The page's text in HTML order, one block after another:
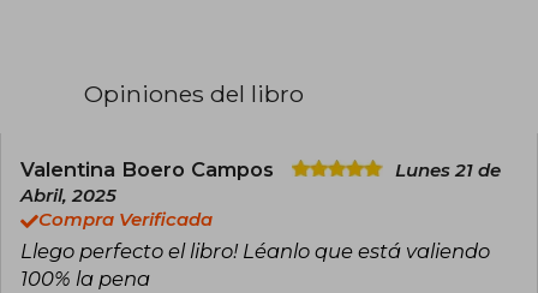
Collins estudió Drama y Telecomunicaciones en
Universidad de Nueva York. Su carrera comenzó
televisión, trabajando en proyectos como
Clarissa lo explica todo y Pequeños osos. Este
periodo marcó el inicio de su pasión por contar
historias que combinaran entretenimiento y
Opiniones del libro
Valentina Boero Campos
Lunes 21 de
Abril, 2025
Compra Verificada
Llego perfecto el libro! Léanlo que está valiendo
100% la pena